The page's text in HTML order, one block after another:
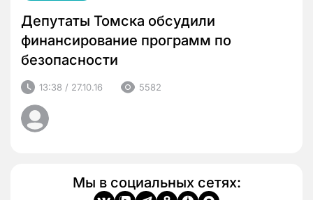
Депутаты Томска обсудили
финансирование программ по
безопасности
13:38 / 27.10.16 5582
Мы в социальных сетях: